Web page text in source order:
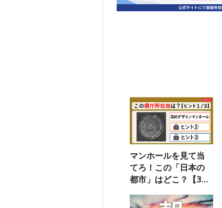
マンホールを見て当
てろ！この「日本の
都市」はどこ？【3ヒ